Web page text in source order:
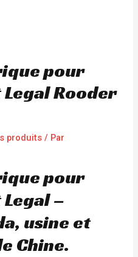
pour
Rooder
produits / Par
pour
–
usine et
Chine.